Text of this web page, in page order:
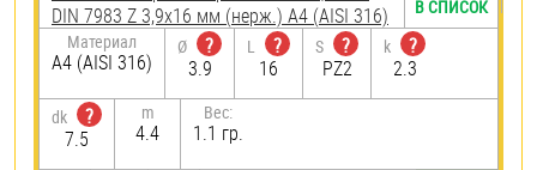
DIN 7983 Z 3,9х16 мм (нерж.) A4 (AISI 316)
Материал
A4 (AISI 316)
Ø
?
3.9
L
?
16
S
?
PZ2
k
?
2.3
dk
?
7.5
m
4.4
Вес:
1.1 гр.
В СПИСОК